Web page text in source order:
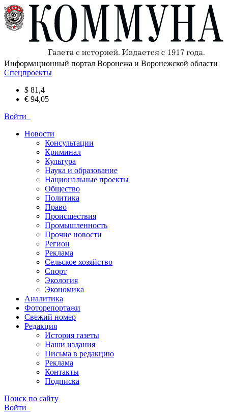
Информационный портал Воронежа и Воронежской области
Спецпроекты
$ 81,4
€ 94,05
Войти
Новости
Консультации
Криминал
Культура
Наука и образование
Национальные проекты
Общество
Политика
Право
Происшествия
Промышленность
Прочие новости
Регион
Реклама
Сельское хозяйство
Спорт
Экология
Экономика
Аналитика
Фоторепортажи
Свежий номер
Редакция
История газеты
Наши издания
Письма в редакцию
Реклама
Контакты
Подписка
Поиск по сайту
Войти